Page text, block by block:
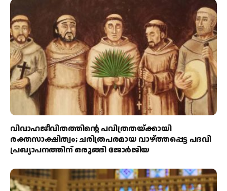
വിവാഹജീവിതത്തിന്റെ പവിത്രതയ്ക്കായി
രക്തസാക്ഷിത്വം; ചരിത്രപരമായ വാഴ്ത്തപ്പെട്ട പദവി
പ്രഖ്യാപനത്തിന് ഒരുങ്ങി ജോര്‍ജിയ